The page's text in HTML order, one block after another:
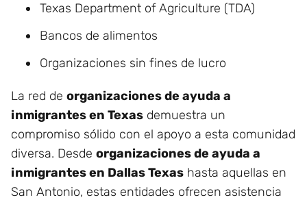
Texas Department of Agriculture (TDA)
Bancos de alimentos
Organizaciones sin fines de lucro
La red de organizaciones de ayuda a
inmigrantes en Texas demuestra un
compromiso sólido con el apoyo a esta comunidad
diversa. Desde organizaciones de ayuda a
inmigrantes en Dallas Texas hasta aquellas en
San Antonio, estas entidades ofrecen asistencia